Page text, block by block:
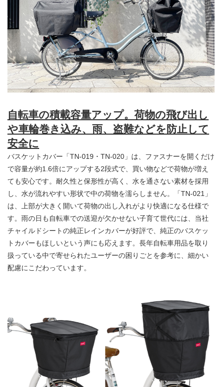
自転車の積載容量アップ。荷物の飛び出し
や車輪巻き込み、雨、盗難などを防止して
安全に
バスケットカバー「TN-019・TN-020」は、ファスナーを開くだけ
で容量が約1.6倍にアップする2段式で、買い物などで荷物が増え
ても安心です。耐久性と保形性が高く、水を通さない素材を採用
し、水が流れやすい形状で中の荷物を濡らしません。「TN-021」
は、上部が大きく開いて荷物の出し入れがより快適になる仕様で
す。雨の日も自転車での送迎が欠かせない子育て世代には、当社
チャイルドシートの純正レインカバーが好評で、純正のバスケッ
トカバーもほしいという声にも応えます。長年自転車用品を取り
扱っている中で寄せられたユーザーの困りごとを参考に、細かい
配慮にこだわっています。